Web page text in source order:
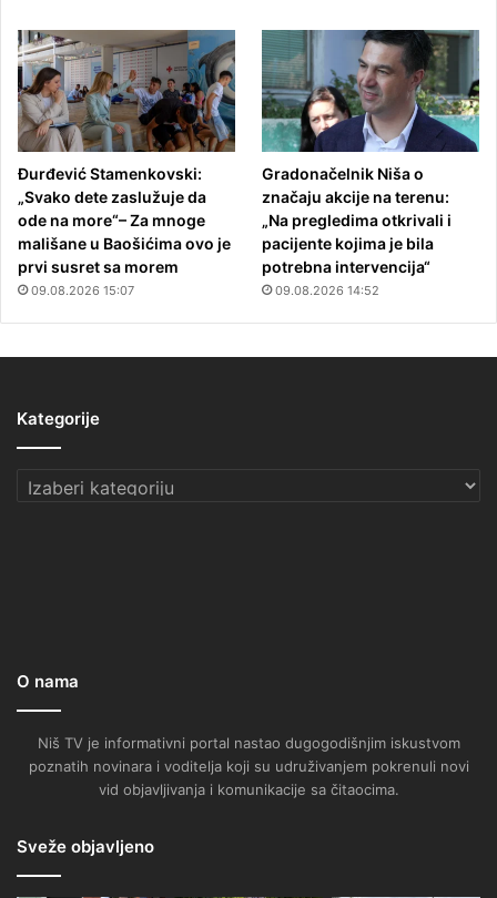
Đurđević Stamenkovski:
„Svako dete zaslužuje da
ode na more“– Za mnoge
mališane u Baošićima ovo je
prvi susret sa morem
09.08.2026 15:07
Gradonačelnik Niša o
značaju akcije na terenu:
„Na pregledima otkrivali i
pacijente kojima je bila
potrebna intervencija“
09.08.2026 14:52
Kategorije
Kategorije
O nama
Niš TV je informativni portal nastao dugogodišnjim iskustvom
poznatih novinara i voditelja koji su udruživanjem pokrenuli novi
vid objavljivanja i komunikacije sa čitaocima.
Sveže objavljeno